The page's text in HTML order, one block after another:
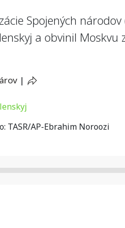
Spojených
a obvinil Moskvu
|
TASR/AP-Ebrahim Noroozi